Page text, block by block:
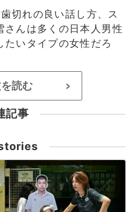
切れの良い話し方、ス
さんは多くの日本人男性
たいタイプの女性だろ
読む >
記事